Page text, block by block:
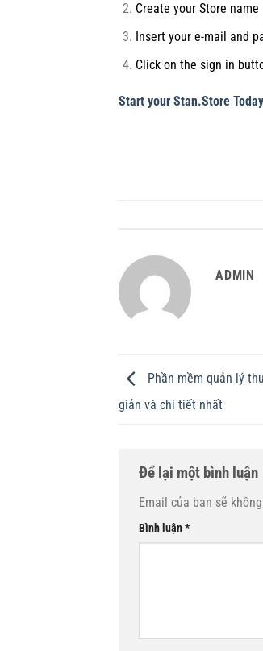
Create your Store name
Insert your e-mail and
Click on the sign in
Start your Stan.Store
ADMIN
Phần mềm quản lý
giản và chi tiết nhất
Để lại một bình luận
Email của bạn sẽ
Bình luận*